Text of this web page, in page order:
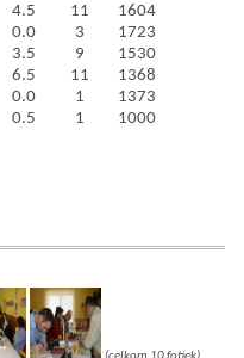
4.5 11
1604
0.0 3
1723
3.5 9
1530
6.5 11
1368
0.0 1
1373
0.5 1 1000